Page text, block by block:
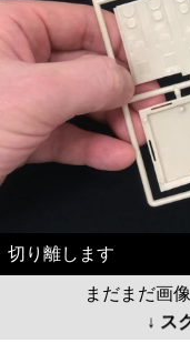
切り離します
まだまだ画
↓ ス